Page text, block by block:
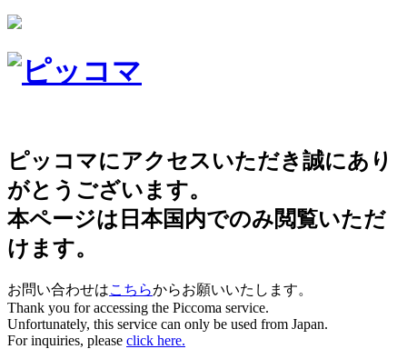
ピッコマにアクセスいただき誠にあり
がとうございます。
本ページは日本国内でのみ閲覧いただ
けます。
お問い合わせはこちらからお願いいたします。
Thank you for accessing the Piccoma service.
Unfortunately, this service can only be used from Japan.
For inquiries, please click here.